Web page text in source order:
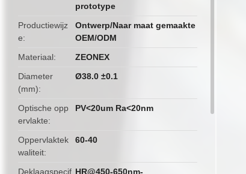
prototype
Productiewijz
e
Ontwerp/Naar maat gemaakte
OEM/ODM
Materiaal
ZEONEX
Diameter
(mm)
Ø38.0 ±0.1
Optische opp
ervlakte
PV<20um Ra<20nm
Oppervlaktek
waliteit
60-40
Deklaagspecif HR@450-650nm-